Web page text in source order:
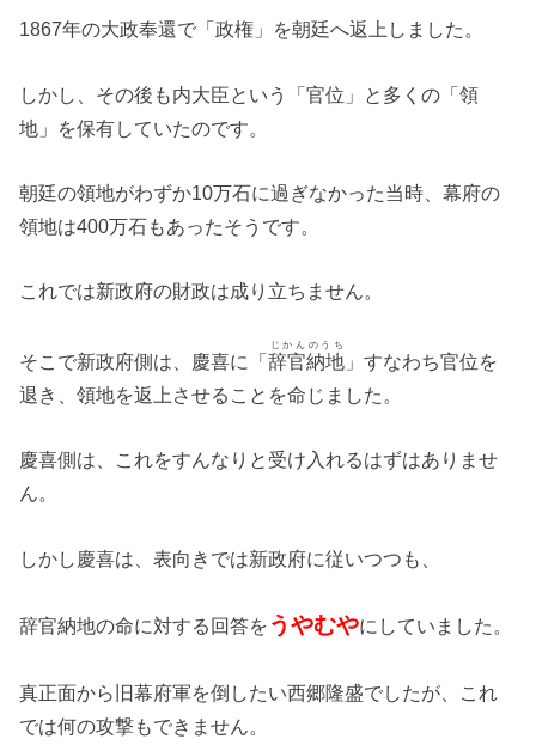
1867年の大政奉還で「政権」を朝廷へ返上しました。
しかし、その後も内大臣という「官位」と多くの「領
地」を保有していたのです。
朝廷の領地がわずか10万石に過ぎなかった当時、幕府の
領地は400万石もあったそうです。
これでは新政府の財政は成り立ちません。
そこで新政府側は、慶喜に「辞官納地
じかんのうち
」すなわち官位を
退き、領地を返上させることを命じました。
慶喜側は、これをすんなりと受け入れるはずはありませ
ん。
しかし慶喜は、表向きでは新政府に従いつつも、
辞官納地の命に対する回答を うやむやにしていました。
真正面から旧幕府軍を倒したい西郷隆盛でしたが、これ
では何の攻撃もできません。